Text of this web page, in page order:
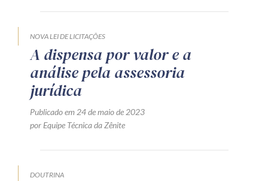
NOVA LEI DE LICITAÇÕES
A dispensa por valor e a
análise pela assessoria
jurídica
Publicado em 24 de maio de 2023
por Equipe Técnica da Zênite
DOUTRINA